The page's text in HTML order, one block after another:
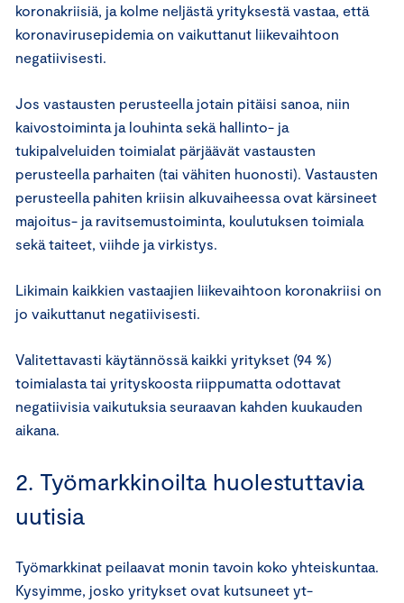
koronakriisiä, ja kolme neljästä yrityksestä vastaa, että
koronavirusepidemia on vaikuttanut liikevaihtoon
negatiivisesti.
Jos vastausten perusteella jotain pitäisi sanoa, niin
kaivostoiminta ja louhinta sekä hallinto- ja
tukipalveluiden toimialat pärjäävät vastausten
perusteella parhaiten (tai vähiten huonosti). Vastausten
perusteella pahiten kriisin alkuvaiheessa ovat kärsineet
majoitus- ja ravitsemustoiminta, koulutuksen toimiala
sekä taiteet, viihde ja virkistys.
Likimain kaikkien vastaajien liikevaihtoon koronakriisi on
jo vaikuttanut negatiivisesti.
Valitettavasti käytännössä kaikki yritykset (94 %)
toimialasta tai yrityskoosta riippumatta odottavat
negatiivisia vaikutuksia seuraavan kahden kuukauden
aikana.
2. Työmarkkinoilta huolestuttavia
uutisia
Työmarkkinat peilaavat monin tavoin koko yhteiskuntaa.
Kysyimme, josko yritykset ovat kutsuneet yt-